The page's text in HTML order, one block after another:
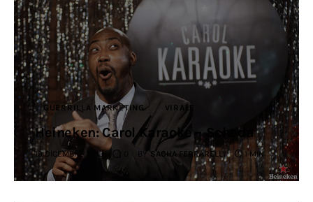
GUERRILLA MARKETING VIRALE
Heineken: Carol Karaoke – Scheda
19 DICEMBRE 2013 BY SACHA FERRARELLI 1 MIN